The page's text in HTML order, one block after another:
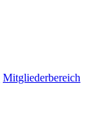
Mitgliederbereich